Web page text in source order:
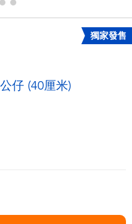
獨家發售
仔 (40厘米)